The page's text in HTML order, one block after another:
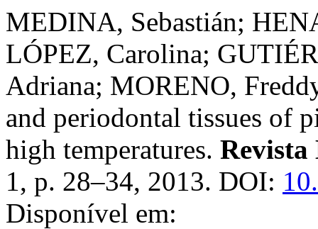
MEDINA, Sebastián;
LÓPEZ, Carolina;
Adriana; MORENO,
and periodontal tissues of
high temperatures. Revista
1, p. 28–34, 2013. DOI:
Disponível em: